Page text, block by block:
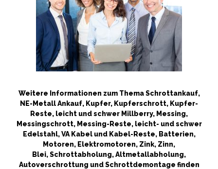
Weitere Informationen zum Thema Schrottankauf,
NE-Metall Ankauf, Kupfer, Kupferschrott, Kupfer-
Reste, leicht und schwer Millberry, Messing,
Messingschrott, Messing-Reste, leicht- und schwer
Edelstahl, VA Kabel und Kabel-Reste, Batterien,
Motoren, Elektromotoren, Zink, Zinn,
Blei, Schrottabholung, Altmetallabholung,
Autoverschrottung und Schrottdemontage finden